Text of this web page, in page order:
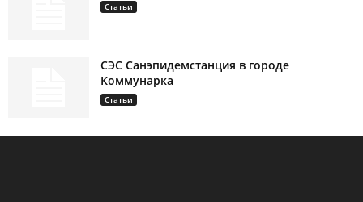
Статьи
СЭС Санэпидемстанция в городе
Коммунарка
Статьи